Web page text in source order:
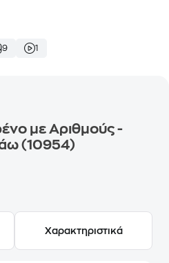
9 1
με Αριθμούς -
(10954)
Χαρακτηριστικά